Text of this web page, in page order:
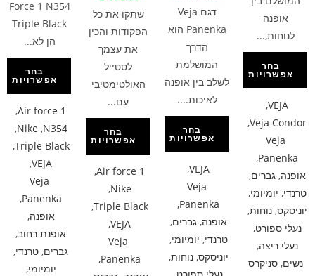
אופנה
לנוחות,...
בחר
אפשרויות
VEJA
,
Veja Condor
,
Veja
Panenka
,
אופנה,גברים,
טרנדי, יומיומי,
יוניסקס,נוחות,
נעלי ספורט,
נעלי ריצה,
נשים, סניקרס
דגם Veja
Panenka הוא
הדרך
המושלמת
לשלב בין אופנה
לאיכות....
בחר
אפשרויות
VEJA
,
Veja
Panenka
,
אופנה,גברים,
טרנדי, יומיומי,
יוניסקס,נוחות,
שתקו את כל
הפקודות והכין
את עצמך
לסטייל
האולטימטיבי
עם...
בחר
אפשרויות
Air force 1
,
Nike
,
Triple Black
,
VEJA
,
Veja
Panenka
,
Force 1 N354
Triple Black
הן לא...
בחר
אפשרויות
Air force 1
,
N354
,
Nike
,
Triple Black
,
VEJA
,
Veja
Panenka
,
אופנה,
אופנת רחוב,
גברים, טרנדי,
יומיומי,